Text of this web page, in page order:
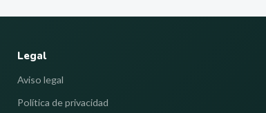
Legal
Aviso legal
Política de privacidad